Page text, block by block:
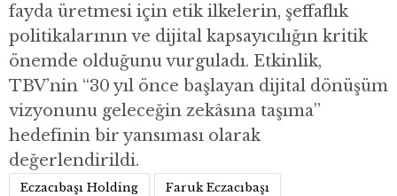
fayda üretmesi için etik ilkelerin, şeffaflık
politikalarının ve dijital kapsayıcılığın kritik
önemde olduğunu vurguladı. Etkinlik,
TBV’nin “30 yıl önce başlayan dijital dönüşüm
vizyonunu geleceğin zekâsına taşıma”
hedefinin bir yansıması olarak
değerlendirildi.
Eczacıbaşı Holding Faruk Eczacıbaşı